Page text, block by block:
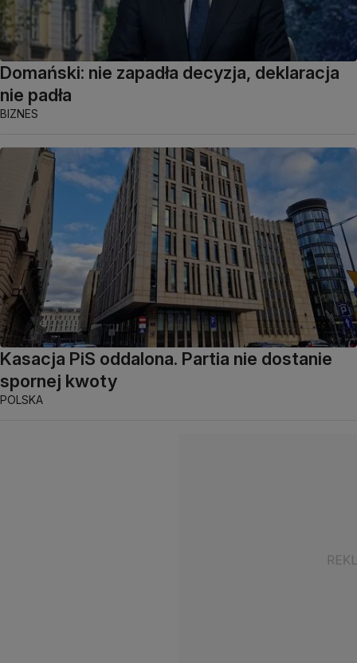
Domański: nie zapadła decyzja, deklaracja
nie padła
BIZNES
Kasacja PiS oddalona. Partia nie dostanie
spornej kwoty
POLSKA